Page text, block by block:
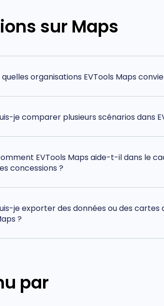
sur Maps
quelles organisations EVTools Maps
je comparer plusieurs scénarios dans
EVTools Maps aide-t-il dans le
concessions ?
je exporter des données ou des cartes
?
par